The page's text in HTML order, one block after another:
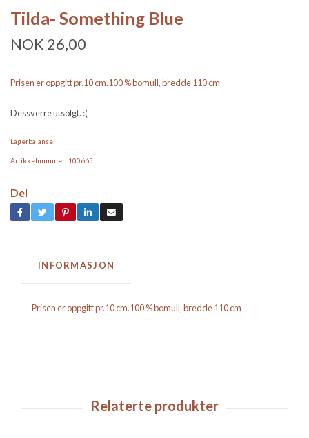
Tilda- Something Blue
NOK 26,00
Prisen er oppgitt pr.10 cm.100 % bomull, bredde 110 cm
Dessverre utsolgt. :(
Lagerbalanse:
Artikkelnummer: 100665
Del
INFORMASJON
Prisen er oppgitt pr.10 cm.100 % bomull, bredde 110 cm